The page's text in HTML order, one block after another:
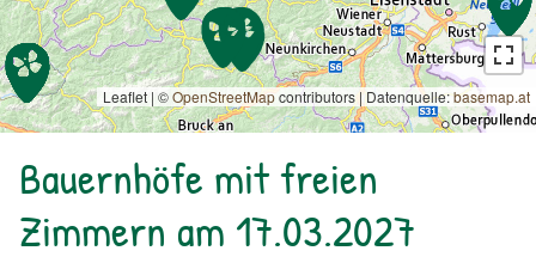
Leaflet | ©OpenStreetMapcontributors | Datenquelle:basemap.at
Bauernhöfe mit freien
Zimmern am 17.03.2027